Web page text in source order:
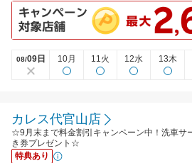
08/09日 10月 11火 12水 13木
カレス代官山店
☆9月末まで料金割引キャンペーン中！洗車サ
き券プレゼント☆
特典あり